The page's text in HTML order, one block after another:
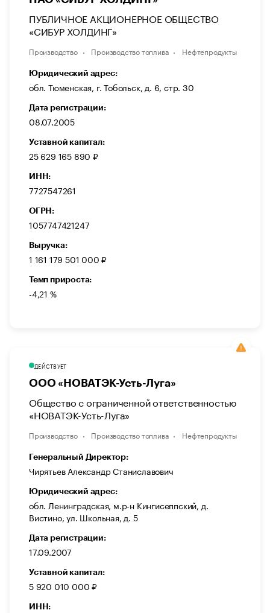
ПУБЛИЧНОЕ АКЦИОНЕРНОЕ ОБЩЕСТВО
«СИБУР ХОЛДИНГ»
Производство Производство топлива Нефтепродукты
Юридический адрес:
обл. Тюменская, г. Тобольск, д. 6, стр. 30
Дата регистрации:
08.07.2005
Уставной капитал:
25 629 165 890 ₽
ИНН:
7727547261
ОГРН:
1057747421247
Выручка:
1 161 179 501 000 ₽
Темп прироста:
-4,21 %
ДЕЙСТВУЕТ
ООО «НОВАТЭК-Усть-Луга»
Общество с ограниченной ответственностью
«НОВАТЭК-Усть-Луга»
Производство Производство топлива Нефтепродукты
Генеральный Директор:
Чирятьев Александр Станиславович
Юридический адрес:
обл. Ленинградская, м.р-н Кингисеппский, д.
Вистино, ул. Школьная, д. 5
Дата регистрации:
17.09.2007
Уставной капитал:
5 920 010 000 ₽
ИНН: